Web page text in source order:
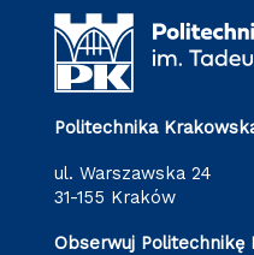
Politechnika
ul. Warszawska 24
31-155 Kraków
Obserwuj Politechnikę